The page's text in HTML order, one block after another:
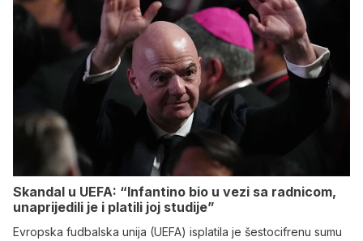
Skandal u UEFA: “Infantino bio u vezi sa radnicom,
unaprijedili je i platili joj studije”
Evropska fudbalska unija (UEFA) isplatila je šestocifrenu sumu